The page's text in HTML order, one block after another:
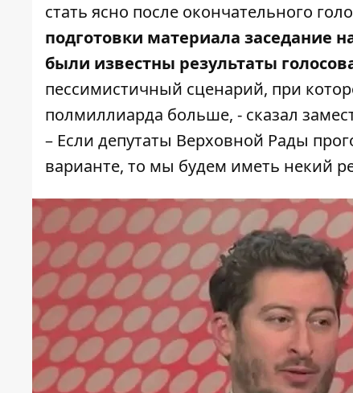
стать ясно после окончательного
подготовки материала заседание
были известны результаты
пессимистичный сценарий, при
полмиллиарда больше, - сказал
– Если депутаты Верховной Рады
варианте, то мы будем иметь некий